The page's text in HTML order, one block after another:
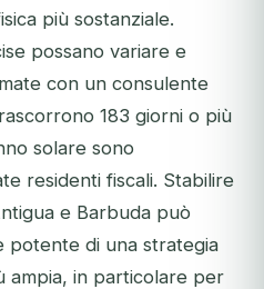
più sostanziale.
possano variare e
con un consulente
183 giorni o più
solare sono
residenti fiscali. Stabilire
e Barbuda può
potente di una strategia
ampia, in particolare per